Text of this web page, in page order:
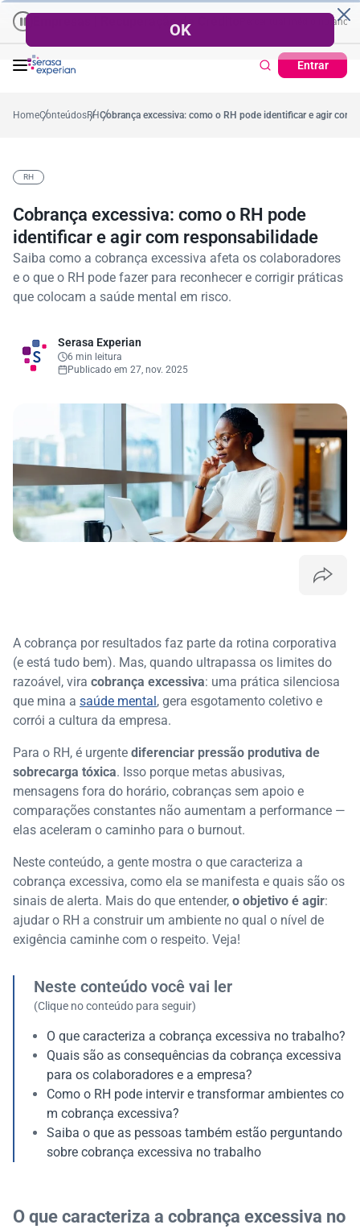
Empresas | Recuperação de Crédito
Entrar
57,2% Cartão de Crédito | Cadastro
HomeConteúdosRHCobrança excessiva: como o RH pode identificar e agir com
RH
Cobrança excessiva: como o RH pode
identificar e agir com responsabilidade
Saiba como a cobrança excessiva afeta os colaboradores
e o que o RH pode fazer para reconhecer e corrigir práticas
que colocam a saúde mental em risco.
Serasa Experian
6 min leitura
Publicado em 27, nov. 2025
A cobrança por resultados faz parte da rotina corporativa
(e está tudo bem). Mas, quando ultrapassa os limites do
razoável, vira cobrança excessiva: uma prática silenciosa
que mina a saúde mental, gera esgotamento coletivo e
corrói a cultura da empresa.
Para o RH, é urgente diferenciar pressão produtiva de
sobrecarga tóxica. Isso porque metas abusivas,
mensagens fora do horário, cobranças sem apoio e
comparações constantes não aumentam a performance —
elas aceleram o caminho para o burnout.
Neste conteúdo, a gente mostra o que caracteriza a
cobrança excessiva, como ela se manifesta e quais são os
sinais de alerta. Mais do que entender, o objetivo é agir:
ajudar o RH a construir um ambiente no qual o nível de
exigência caminhe com o respeito. Veja!
Neste conteúdo você vai ler
(Clique no conteúdo para seguir)
O que caracteriza a cobrança excessiva no trabalho?
Quais são as consequências da cobrança excessiva
para os colaboradores e a empresa?
Como o RH pode intervir e transformar ambientes co
m cobrança excessiva?
Saiba o que as pessoas também estão perguntando
sobre cobrança excessiva no trabalho
O que caracteriza a cobrança excessiva no